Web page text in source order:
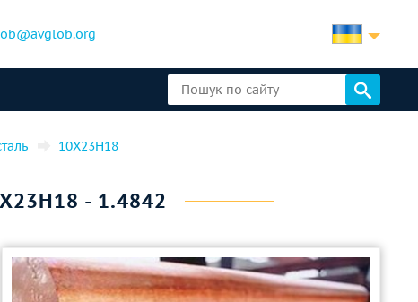
10Х23Н18
- 1.4842